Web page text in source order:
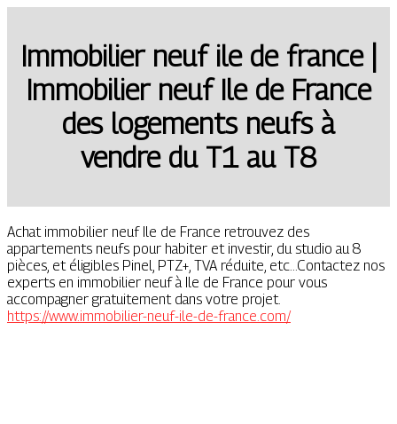
Immobilier neuf ile de france |
Immobilier neuf Ile de France
des logements neufs à
vendre du T1 au T8
Achat immobilier neuf Ile de France retrouvez des
appartements neufs pour habiter et investir, du studio au 8
pièces, et éligibles Pinel, PTZ+, TVA réduite, etc...Contactez nos
experts en immobilier neuf à Ile de France pour vous
accompagner gratuitement dans votre projet.
https://www.immobilier-neuf-ile-de-france.com/